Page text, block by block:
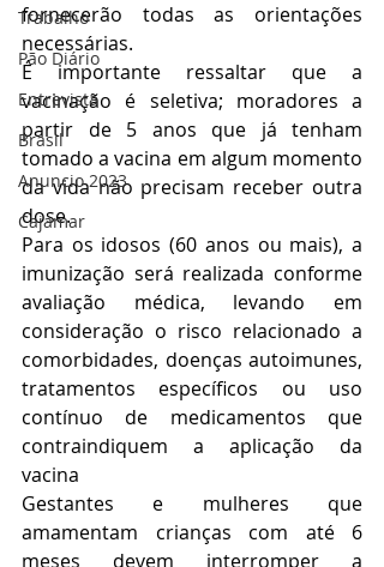
Trabalho
Pão Diário
Entrevista
Brasil
Anuncio 2023
Cajamar
fornecerão todas as orientações
necessárias.
É importante ressaltar que a
vacinação é seletiva; moradores a
partir de 5 anos que já tenham
tomado a vacina em algum momento
da vida não precisam receber outra
dose.
Para os idosos (60 anos ou mais), a
imunização será realizada conforme
avaliação médica, levando em
consideração o risco relacionado a
comorbidades, doenças autoimunes,
tratamentos específicos ou uso
contínuo de medicamentos que
contraindiquem a aplicação da
vacina
Gestantes e mulheres que
amamentam crianças com até 6
meses devem interromper a